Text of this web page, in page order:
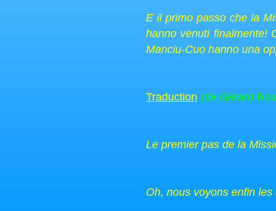
E il primo passo che la
hanno venuti finalmente!
Manciu-Cuo hanno una
Traduction (de Gérard
Le premier pas de la
Oh, nous voyons enfin